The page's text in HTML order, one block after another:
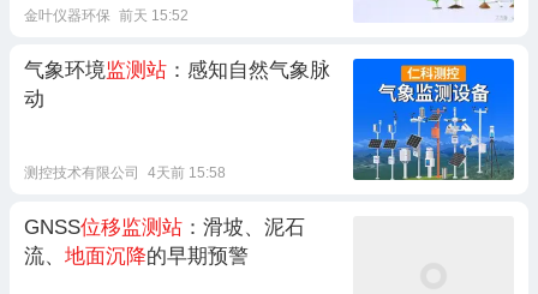
金叶仪器环保 前天 15:52
气象环境监测站 ：感知自然气象脉
动
测控技术有限公司 4天前 15:58
GNSS位移监测站 ：滑坡、泥石
流、 地面沉降的早期预警